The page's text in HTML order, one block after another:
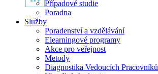
Případové studie
Poradna
Služby
Poradenství a vzdělávání
Elearningové programy
Akce pro veřejnost
Metody
Diagnostika Vedoucích Pracovníků